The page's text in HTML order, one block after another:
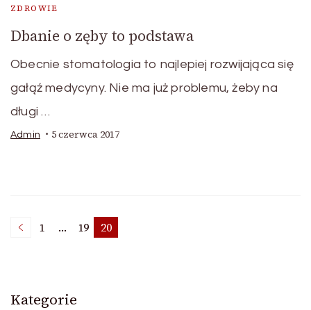
ZDROWIE
Dbanie o zęby to podstawa
Obecnie stomatologia to najlepiej rozwijająca się
gałąź medycyny. Nie ma już problemu, żeby na
długi …
Admin 5 czerwca 2017
Stronicowanie
Strona
1 … Strona
19 Strona
20
Kategorie